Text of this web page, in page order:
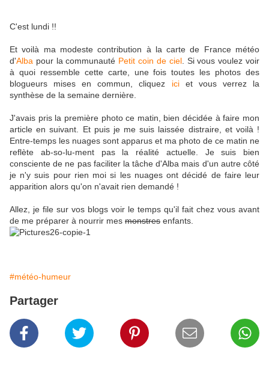
C'est lundi !!
Et voilà ma modeste contribution à la carte de France météo
d'Alba pour la communauté Petit coin de ciel. Si vous voulez voir
à quoi ressemble cette carte, une fois toutes les photos des
blogueurs mises en commun, cliquez iciet vous verrez la
synthèse de la semaine dernière.
J'avais pris la première photo ce matin, bien décidée à faire mon
article en suivant. Et puis je me suis laissée distraire, et voilà !
Entre-temps les nuages sont apparus et ma photo de ce matin ne
reflète ab-so-lu-ment pas la réalité actuelle. Je suis bien
consciente de ne pas faciliter la tâche d'Alba mais d'un autre côté
je n'y suis pour rien moi si les nuages ont décidé de faire leur
apparition alors qu'on n'avait rien demandé !
Allez, je file sur vos blogs voir le temps qu'il fait chez vous avant
de me préparer à nourrir mes monstres enfants.
#météo-humeur
Partager